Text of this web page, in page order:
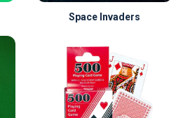
Space Invaders